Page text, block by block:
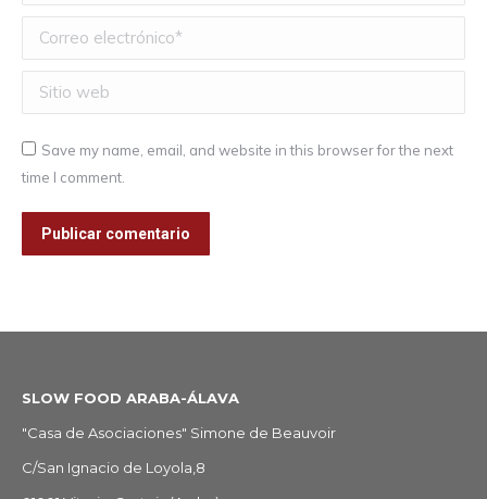
Correo electrónico *
Sitio web
Save my name, email, and website in this browser for the next
time I comment.
Publicar comentario
SLOW FOOD ARABA-ÁLAVA
"Casa de Asociaciones" Simone de Beauvoir
C/San Ignacio de Loyola,8